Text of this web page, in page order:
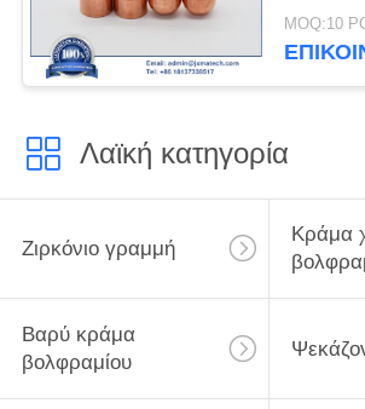
MOQ:10
Λαϊκή κατηγορία
Ζιρκόνιο γραμμή
Κράμα
Βαρύ κράμα
βολφραμίου